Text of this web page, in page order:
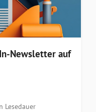
Newsletter auf
Lesedauer